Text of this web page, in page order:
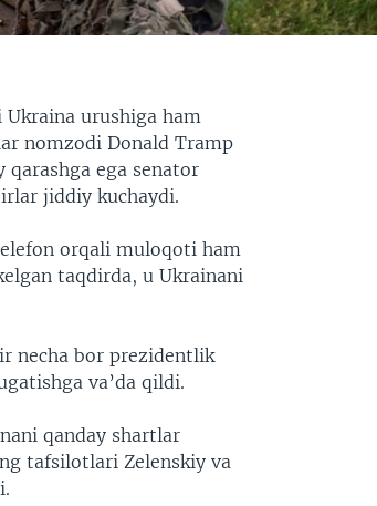
Ukraina urushiga ham
nomzodi Donald Tramp
ega senator
jiddiy kuchaydi.
orqali muloqoti ham
taqdirda, u Ukrainani
necha bor prezidentlik
va’da qildi.
qanday shartlar
tafsilotlari Zelenskiy va